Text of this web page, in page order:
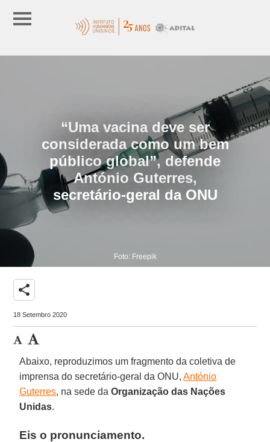
“Uma vacina deve ser
considerada como um bem
público global”, defende
António Guterres,
secretário-geral da ONU
Foto: Freepik
share
18 Setembro 2020
Abaixo, reproduzimos um fragmento da coletiva de
imprensa do secretário-geral da ONU,António
Guterres, na sede daOrganização das Nações
Unidas.
Eis o pronunciamento.